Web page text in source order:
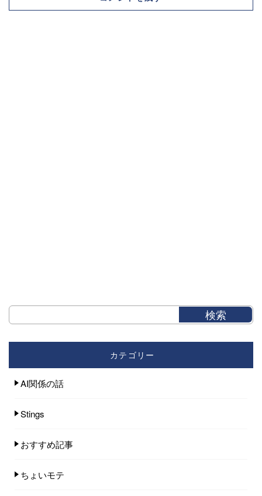
カテゴリー
AI関係の話
Stings
おすすめ記事
ちょいモテ